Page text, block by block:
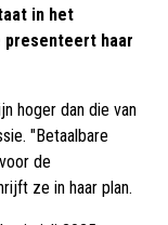
in het
presenteert haar
hoger dan die van
"Betaalbare
de
ze in haar plan.